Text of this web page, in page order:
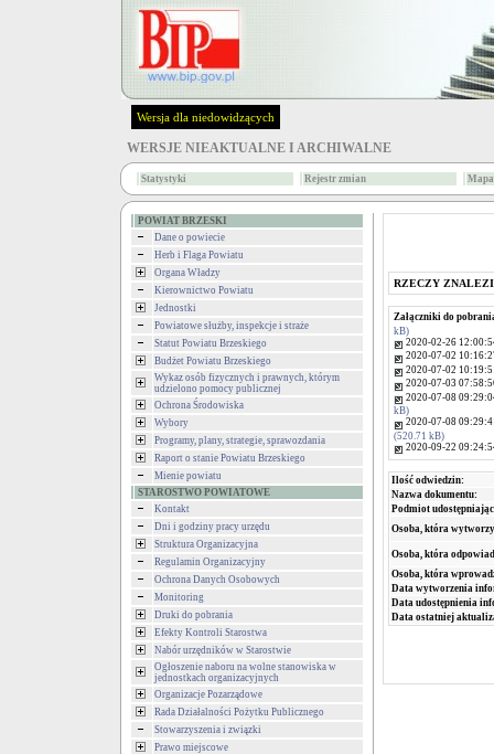
Wersja dla niedowidzących
WERSJE NIEAKTUALNE I ARCHIWALNE
Statystyki Rejestr zmian
POWIAT BRZESKI
Dane o powiecie
Herb i Flaga Powiatu
Organa Władzy
Kierownictwo Powiatu
Jednostki
Powiatowe służby, inspekcje i straże
Statut Powiatu Brzeskiego
Budżet Powiatu Brzeskiego
Wykaz osób fizycznych i prawnych, którym
udzielono pomocy publicznej
Ochrona Środowiska
Wybory
Programy, plany, strategie, sprawozdania
Raport o stanie Powiatu Brzeskiego
Mienie powiatu
STAROSTWO POWIATOWE
Kontakt
Dni i godziny pracy urzędu
Struktura Organizacyjna
Regulamin Organizacyjny
Ochrona Danych Osobowych
Monitoring
Druki do pobrania
Efekty Kontroli Starostwa
Nabór urzędników w Starostwie
Ogłoszenie naboru na wolne stanowiska w
jednostkach organizacyjnych
Organizacje Pozarządowe
Rada Działalności Pożytku Publicznego
Stowarzyszenia i związki
Prawo miejscowe
RZECZY
Załączniki do
kB)
2020-02-26
2020-07-02
2020-07-02
2020-07-03
2020-07-08
kB)
2020-07-08
(520.71 kB)
2020-09-22
Ilość odwiedzin:
Nazwa dokumentu:
Podmiot
Osoba, która
Osoba, która
Osoba, która
Data wytworzenia
Data udostępnienia
Data ostatniej